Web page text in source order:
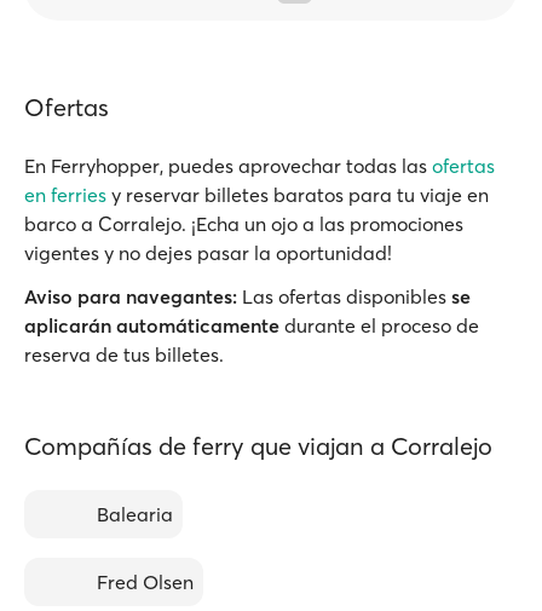
Ofertas
En Ferryhopper, puedes aprovechar todas las ofertas
en ferries y reservar billetes baratos para tu viaje en
barco a Corralejo. ¡Echa un ojo a las promociones
vigentes y no dejes pasar la oportunidad!
Aviso para navegantes: Las ofertas disponibles se
aplicarán automáticamente durante el proceso de
reserva de tus billetes.
Compañías de ferry que viajan a Corralejo
Balearia
Fred Olsen